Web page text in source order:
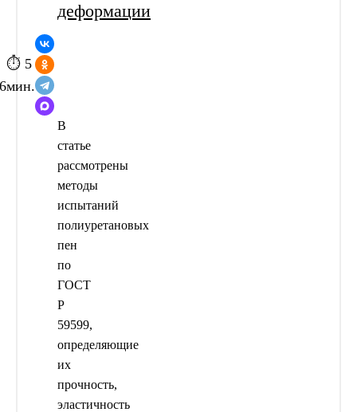
деформации
⏱ 5
мин.
В
статье
рассмотрены
методы
испытаний
полиуретановых
пен
по
ГОСТ
Р
59599,
определяющие
их
прочность,
эластичность